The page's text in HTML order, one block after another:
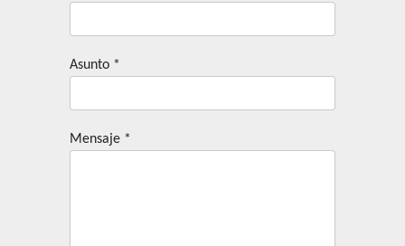
Asunto *
Mensaje *